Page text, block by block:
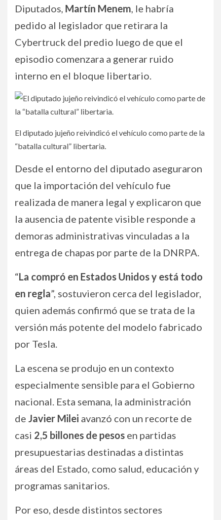
Diputados, Martín Menem, le habría
pedido al legislador que retirara la
Cybertruck del predio luego de que el
episodio comenzara a generar ruido
interno en el bloque libertario.
El diputado jujeño reivindicó el vehículo como parte de la
“batalla cultural” libertaria.
Desde el entorno del diputado aseguraron
que la importación del vehículo fue
realizada de manera legal y explicaron que
la ausencia de patente visible responde a
demoras administrativas vinculadas a la
entrega de chapas por parte de la DNRPA.
“La compró en Estados Unidos y está todo
en regla”, sostuvieron cerca del legislador,
quien además confirmó que se trata de la
versión más potente del modelo fabricado
por Tesla.
La escena se produjo en un contexto
especialmente sensible para el Gobierno
nacional. Esta semana, la administración
de Javier Milei avanzó con un recorte de
casi 2,5 billones de pesos en partidas
presupuestarias destinadas a distintas
áreas del Estado, como salud, educación y
programas sanitarios.
Por eso, desde distintos sectores